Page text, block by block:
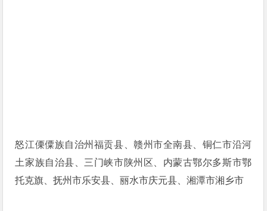
怒江傈僳族自治州福贡县、赣州市全南县、铜仁市沿河
土家族自治县、三门峡市陕州区、内蒙古鄂尔多斯市鄂
托克旗、抚州市乐安县、丽水市庆元县、湘潭市湘乡市